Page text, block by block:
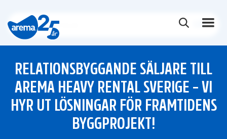
RELATIONSBYGGANDE SÄLJARE TILL
AREMA HEAVY RENTAL SVERIGE – VI
HYR UT LÖSNINGAR FÖR FRAMTIDENS
BYGGPROJEKT!